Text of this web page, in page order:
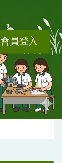
會員登入